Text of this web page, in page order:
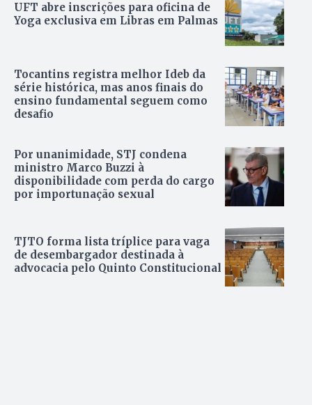
UFT abre inscrições para oficina de
Yoga exclusiva em Libras em Palmas
Tocantins registra melhor Ideb da
série histórica, mas anos finais do
ensino fundamental seguem como
desafio
Por unanimidade, STJ condena
ministro Marco Buzzi à
disponibilidade com perda do cargo
por importunação sexual
TJTO forma lista tríplice para vaga
de desembargador destinada à
advocacia pelo Quinto Constitucional